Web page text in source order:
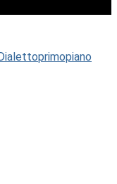
primopiano